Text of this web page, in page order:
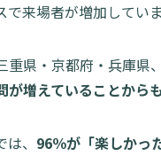
来場者が増加していま
重県・京都府・兵庫県
が増えていることから
、 96％が「楽しかっ